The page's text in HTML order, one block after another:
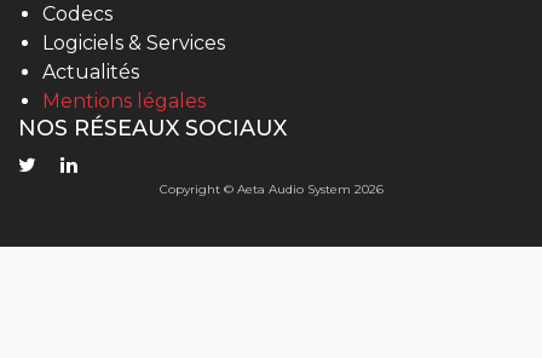
Codecs
Logiciels & Services
Actualités
Mentions légales
NOS RÉSEAUX SOCIAUX
Copyright © Aeta Audio System 2026